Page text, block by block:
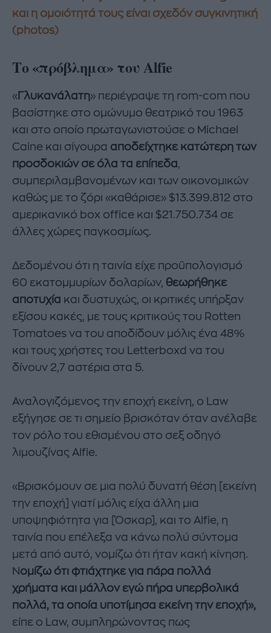
και η ομοιότητά τους είναι σχεδόν συγκινητική
(photos)
Το «πρόβλημα» του Alfie
«Γλυκανάλατη» περιέγραψε τη rom-com που
βασίστηκε στο ομώνυμο θεατρικό του 1963
και στο οποίο πρωταγωνιστούσε ο Michael
Caine και σίγουρα αποδείχτηκε κατώτερη των
προσδοκιών σε όλα τα επίπεδα,
συμπεριλαμβανομένων και των οικονομικών
καθώς με το ζόρι «καθάρισε» $13.399.812 στο
αμερικανικό box office και $21.750.734 σε
άλλες χώρες παγκοσμίως.
Δεδομένου ότι η ταινία είχε προϋπολογισμό
60 εκατομμυρίων δολαρίων, θεωρήθηκε
αποτυχία και δυστυχώς, οι κριτικές υπήρξαν
εξίσου κακές, με τους κριτικούς του Rotten
Tomatoes να του αποδίδουν μόλις ένα 48%
και τους χρήστες του Letterboxd να του
δίνουν 2,7 αστέρια στα 5.
Αναλογιζόμενος την εποχή εκείνη, ο Law
εξήγησε σε τι σημείο βρισκόταν όταν ανέλαβε
τον ρόλο του εθισμένου στο σεξ οδηγό
λιμουζίνας Alfie.
«Βρισκόμουν σε μια πολύ δυνατή θέση [εκείνη
την εποχή] γιατί μόλις είχα άλλη μια
υποψηφιότητα για [Όσκαρ], και το Alfie, η
ταινία που επέλεξα να κάνω πολύ σύντομα
μετά από αυτό, νομίζω ότι ήταν κακή κίνηση.
Νομίζω ότι φτιάχτηκε για πάρα πολλά
χρήματα και μάλλον εγώ πήρα υπερβολικά
πολλά, τα οποία υποτίμησα εκείνη την εποχή»,
είπε ο Law, συμπληρώνοντας πως